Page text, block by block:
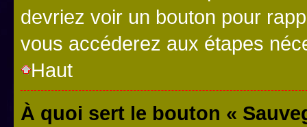
devriez voir un bouton pour
vous accéderez aux étapes
Haut
À quoi sert le bouton «